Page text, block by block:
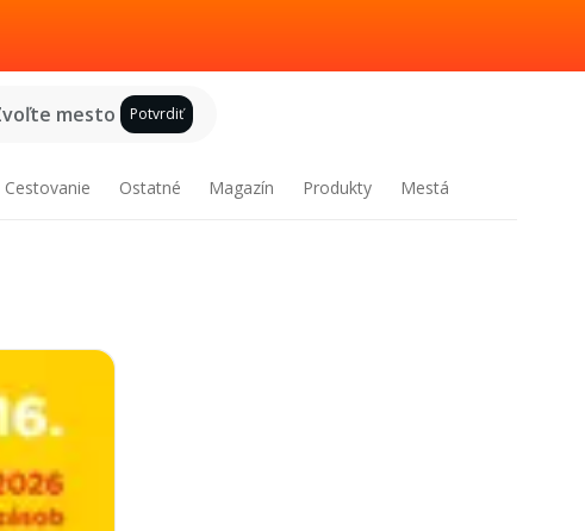
mesto Potvrdiť
Cestovanie Ostatné Magazín Produkty Mestá